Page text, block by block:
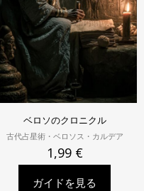
ベロソのクロニクル
古代占星術・ベロソス・カルデア
1,99 €
ガイドを見る